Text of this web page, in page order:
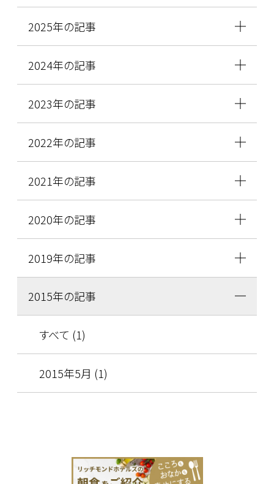
2025年の記事
2024年の記事
2023年の記事
2022年の記事
2021年の記事
2020年の記事
2019年の記事
2015年の記事
すべて (1)
2015年5月 (1)